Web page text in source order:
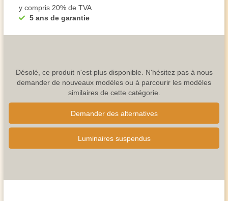
5 ans de garantie
y compris 20% de TVA
Désolé, ce produit n'est plus disponible. N'hésitez pas à nous
demander de nouveaux modèles ou à parcourir les modèles
similaires de cette catégorie.
Demander des alternatives
Luminaires suspendus